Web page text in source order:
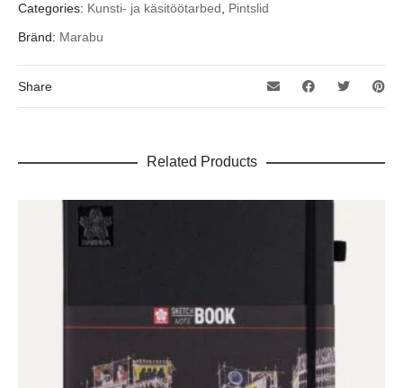
Categories: Kunsti- ja käsitöötarbed, Pintslid
Bränd: Marabu
Share
Related Products